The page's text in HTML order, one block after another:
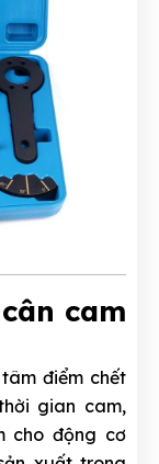
cam
điểm chết
gian cam,
cho động cơ